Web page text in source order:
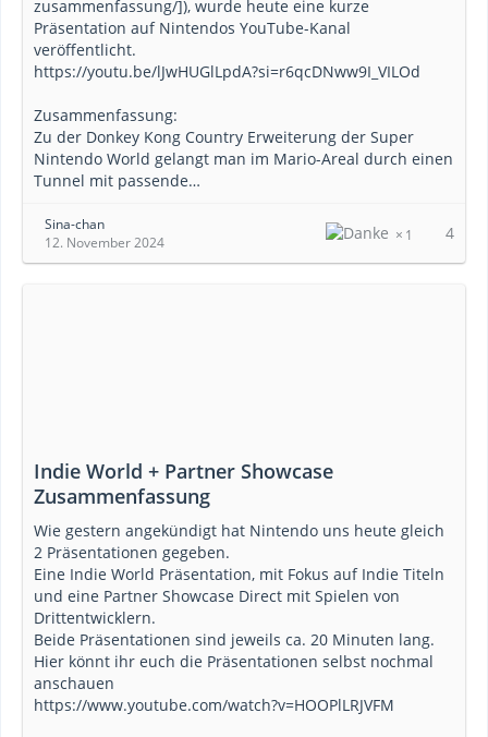
zusammenfassung/]), wurde heute eine kurze
Präsentation auf Nintendos YouTube-Kanal
veröffentlicht.
https://youtu.be/lJwHUGlLpdA?si=r6qcDNww9I_VILOd
Zusammenfassung:
Zu der Donkey Kong Country Erweiterung der Super
Nintendo World gelangt man im Mario-Areal durch einen
Tunnel mit passende…
Sina-chan
12. November 2024
1 4
Indie World + Partner Showcase
Zusammenfassung
Wie gestern angekündigt hat Nintendo uns heute gleich
2 Präsentationen gegeben.
Eine Indie World Präsentation, mit Fokus auf Indie Titeln
und eine Partner Showcase Direct mit Spielen von
Drittentwicklern.
Beide Präsentationen sind jeweils ca. 20 Minuten lang.
Hier könnt ihr euch die Präsentationen selbst nochmal
anschauen
https://www.youtube.com/watch?v=HOOPlLRJVFM